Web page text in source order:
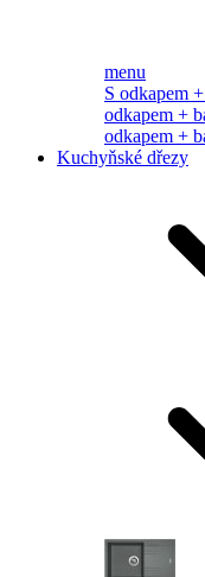
menu
S odkapem
odkapem +
odkapem +
Kuchyňské dřezy